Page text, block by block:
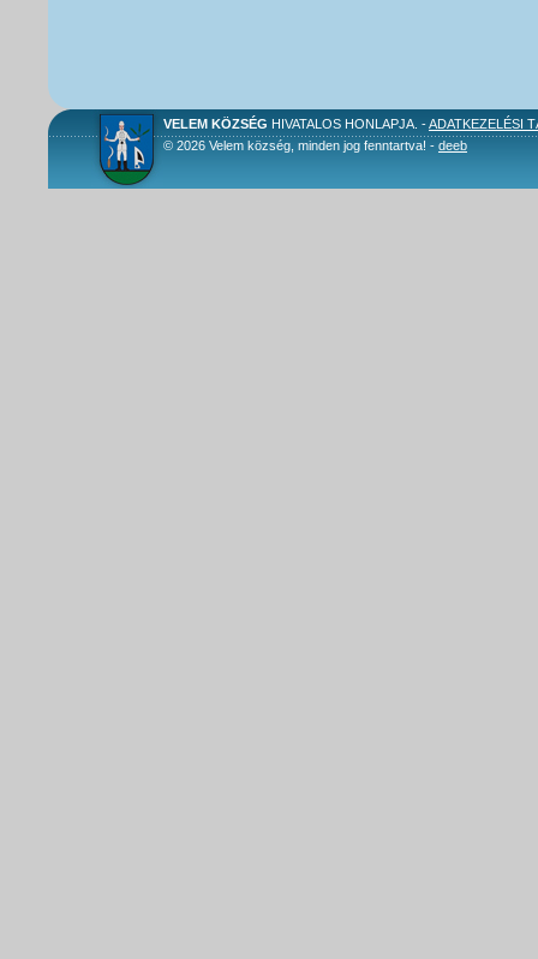
VELEM KÖZSÉG HIVATALOS HONLAPJA. -ADATKEZELÉSI
© 2026 Velem község, minden jog fenntartva! - deeb